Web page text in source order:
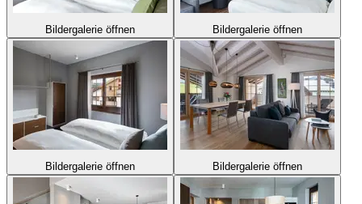
Bildergalerie öffnen Bildergalerie öffnen
Bildergalerie öffnen Bildergalerie öffnen